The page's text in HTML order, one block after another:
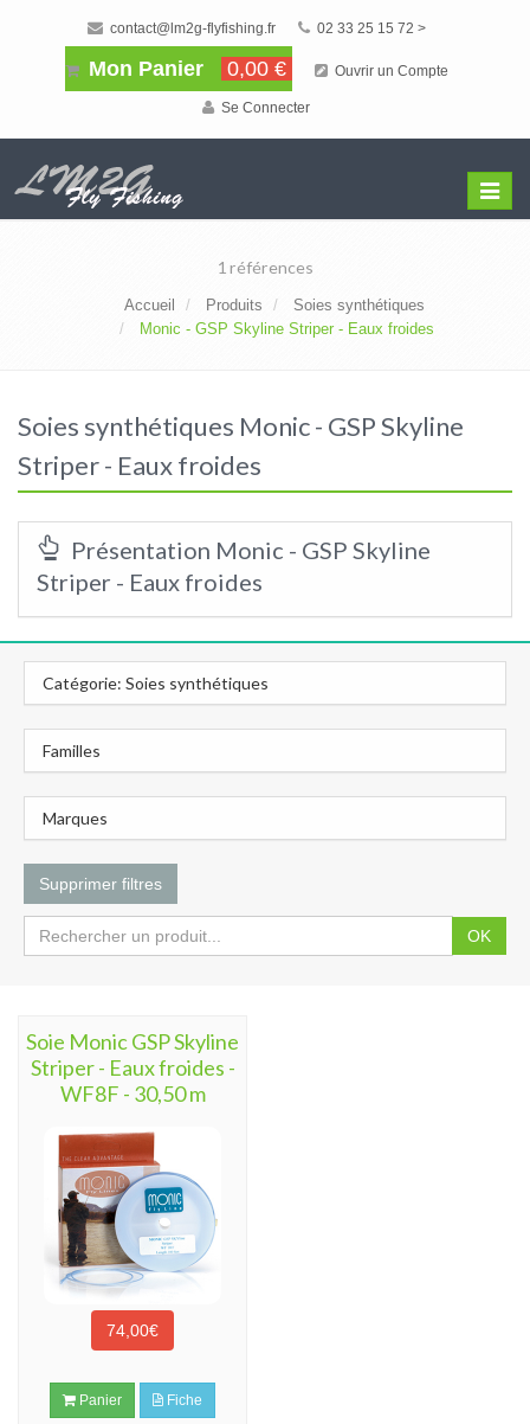
contact@lm2g-flyfishing.fr 02 33 25 15 72 >
Mon Panier 0,00 € Ouvrir un Compte
Se Connecter
Menu
1 références
Accueil Produits
Soies synthétiques
Monic - GSP Skyline Striper - Eaux froides
Soies synthétiques Monic - GSP Skyline
Striper - Eaux froides
Présentation Monic - GSP Skyline
Striper - Eaux froides
Catégorie: Soies synthétiques
Familles
Marques
Supprimer filtres
OK
Soie Monic GSP Skyline
Striper - Eaux froides -
WF8F - 30,50 m
74,00€
Panier Fiche